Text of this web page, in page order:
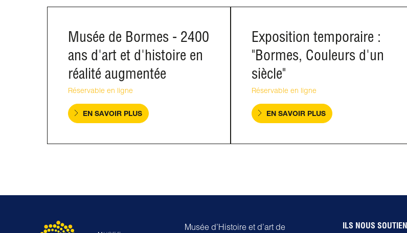
Musée de Bormes - 2400
ans d'art et d'histoire en
réalité augmentée
Réservable en ligne
EN SAVOIR PLUS
Exposition temporaire :
"Bormes, Couleurs d'un
siècle"
Réservable en ligne
EN SAVOIR PLUS
Musée d’Histoire et d’art de
ILS NOUS